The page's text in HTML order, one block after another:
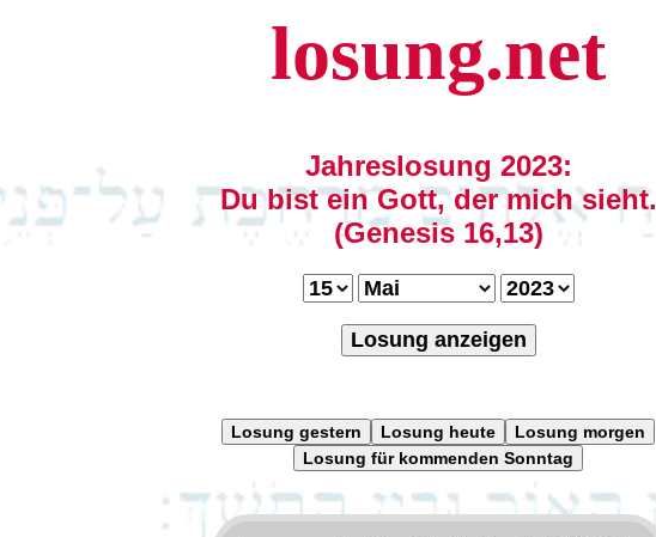
losung.net
Jahreslosung 2023:
Du bist ein Gott, der mich sieht.
(Genesis 16,13)
Losung anzeigen
Losung gestern Losung heute
Losung morgen
Losung für kommenden Sonntag